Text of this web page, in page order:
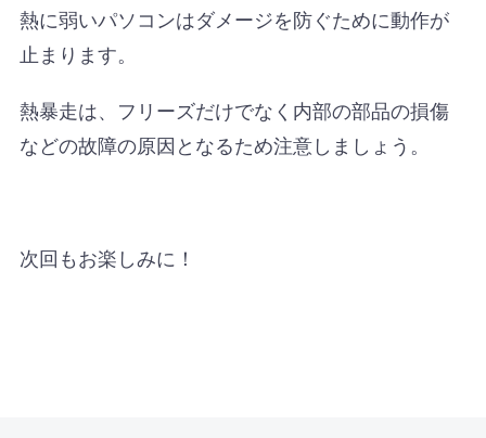
熱に弱いパソコンはダメージを防ぐために動作が
止まります。
熱暴走は、フリーズだけでなく内部の部品の損傷
などの故障の原因となるため注意しましょう。
次回もお楽しみに！